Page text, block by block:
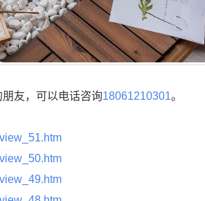
友，可以电话咨询18061210301。